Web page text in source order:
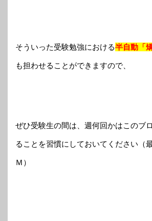
そういった受験勉強における半自動「
も担わせることができますので、
ぜひ受験生の間は、週何回かはこのブ
ることを習慣にしておいてください（
Ｍ）